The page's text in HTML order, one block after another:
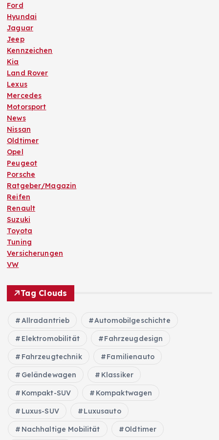
Ford
Hyundai
Jaguar
Jeep
Kennzeichen
Kia
Land Rover
Lexus
Mercedes
Motorsport
News
Nissan
Oldtimer
Opel
Peugeot
Porsche
Ratgeber/Magazin
Reifen
Renault
Suzuki
Toyota
Tuning
Versicherungen
VW
Tag Clouds
Allradantrieb Automobilgeschichte
Elektromobilität Fahrzeugdesign
Fahrzeugtechnik Familienauto
Geländewagen Klassiker
Kompakt-SUV Kompaktwagen
Luxus-SUV Luxusauto
Nachhaltige Mobilität Oldtimer